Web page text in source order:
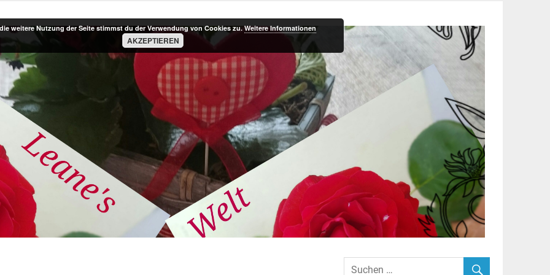
weitere Nutzung der Seite stimmst du der Verwendung von Cookies zu.Weitere Informationen
AKZEPTIEREN